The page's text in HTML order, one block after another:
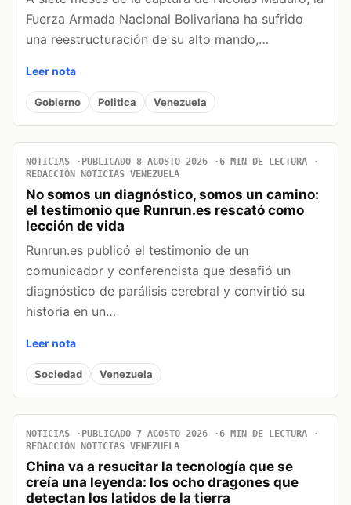
Fuerza Armada Nacional Bolivariana ha sufrido
una reestructuración de su alto mando,…
Leer nota
Gobierno Politica Venezuela
NOTICIAS PUBLICADO 8 AGOSTO 2026
6 MIN DE LECTURA
REDACCIÓN NOTICIAS VENEZUELA
No somos un diagnóstico, somos un camino:
el testimonio que Runrun.es rescató como
lección de vida
Runrun.es publicó el testimonio de un
comunicador y conferencista que desafió un
diagnóstico de parálisis cerebral y convirtió su
historia en un…
Leer nota
Sociedad Venezuela
NOTICIAS PUBLICADO 7 AGOSTO 2026
6 MIN DE LECTURA
REDACCIÓN NOTICIAS VENEZUELA
China va a resucitar la tecnología que se
creía una leyenda: los ocho dragones que
detectan los latidos de la tierra